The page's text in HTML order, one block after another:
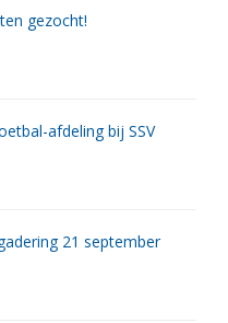
gezocht!
afdeling bij SSV
21 september